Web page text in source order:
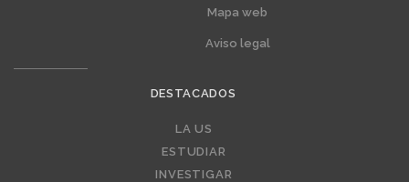
Mapa web
Aviso legal
DESTACADOS
LA US
ESTUDIAR
INVESTIGAR